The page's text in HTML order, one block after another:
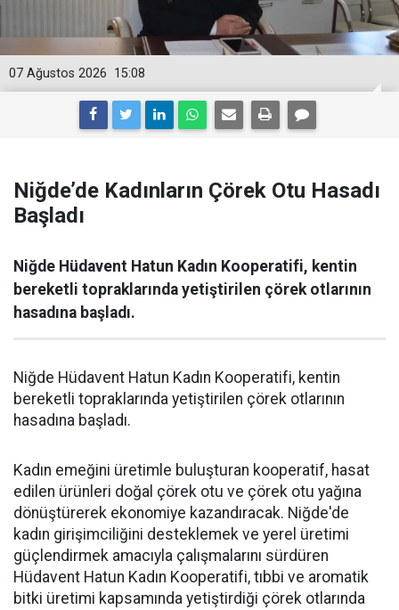
15:08
07 Ağustos 2026
Niğde’de Kadınların Çörek Otu Hasadı
Başladı
Niğde Hüdavent Hatun Kadın Kooperatifi, kentin
bereketli topraklarında yetiştirilen çörek otlarının
hasadına başladı.
Niğde Hüdavent Hatun Kadın Kooperatifi, kentin
bereketli topraklarında yetiştirilen çörek otlarının
hasadına başladı.
Kadın emeğini üretimle buluşturan kooperatif, hasat
edilen ürünleri doğal çörek otu ve çörek otu yağına
dönüştürerek ekonomiye kazandıracak. Niğde'de
kadın girişimciliğini desteklemek ve yerel üretimi
güçlendirmek amacıyla çalışmalarını sürdüren
Hüdavent Hatun Kadın Kooperatifi, tıbbi ve aromatik
bitki üretimi kapsamında yetiştirdiği çörek otlarında